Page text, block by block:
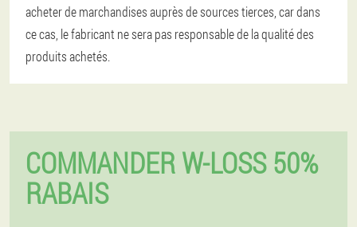
acheter de marchandises auprès de sources tierces, car dans
ce cas, le fabricant ne sera pas responsable de la qualité des
produits achetés.
COMMANDER W-LOSS 50%
RABAIS